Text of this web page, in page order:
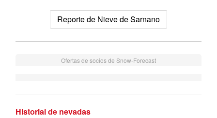
Reporte de Nieve de Sarnano
Ofertas de socios de Snow-Forecast
Historial de nevadas